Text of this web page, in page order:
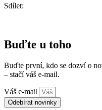
Sdílet:
Buďte u toho
Buďte první, kdo se dozví o
– stačí váš e-mail.
Váš e-mail
Odebírat novinky